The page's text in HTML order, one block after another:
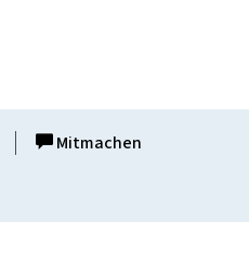
Mitmachen